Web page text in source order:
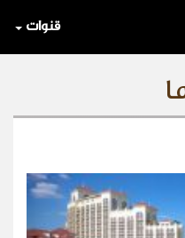
قنوات